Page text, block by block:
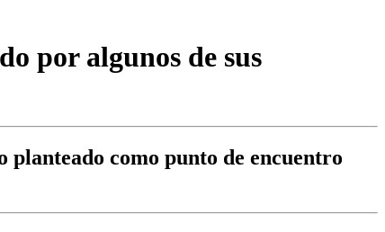
por algunos de sus
planteado como punto de encuentro